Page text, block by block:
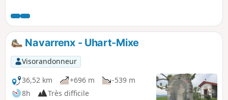
construit des moulins. On peut alors mieux appréhender
les richesses de cette culture agro-pastorale basque aux
multiples facettes. Les points de vue ne manquent pas : le
massif karstique des Arbailles tout proche, les collines du
flysch et le sommet de la Madeleine, ainsi que les
montagnes de Haute-Soule.
Navarrenx - Uhart-Mixe
Visorandonneur
36,52 km
+696 m
-539 m
8h
Très difficile